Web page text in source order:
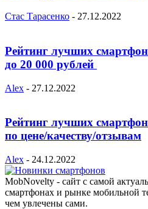
Стас Тарасенко - 27.12.2022
Рейтинг лучших
до 20 000 рублей
Alex - 27.12.2022
Рейтинг лучших
по цене/качеству/отзывам
Alex - 24.12.2022
MobNovelty - сайт с самой
смартфонах и рынке мобильной
чем увлечены сами.